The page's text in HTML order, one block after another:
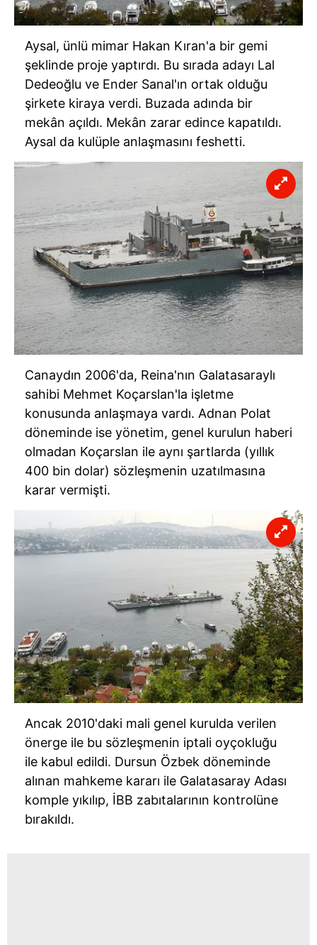
Aysal, ünlü mimar Hakan Kıran'a bir gemi
şeklinde proje yaptırdı. Bu sırada adayı Lal
Dedeoğlu ve Ender Sanal'ın ortak olduğu
şirkete kiraya verdi. Buzada adında bir
mekân açıldı. Mekân zarar edince kapatıldı.
Aysal da kulüple anlaşmasını feshetti.
Canaydın 2006'da, Reina'nın Galatasaraylı
sahibi Mehmet Koçarslan'la işletme
konusunda anlaşmaya vardı. Adnan Polat
döneminde ise yönetim, genel kurulun haberi
olmadan Koçarslan ile aynı şartlarda (yıllık
400 bin dolar) sözleşmenin uzatılmasına
karar vermişti.
Ancak 2010'daki mali genel kurulda verilen
önerge ile bu sözleşmenin iptali oyçokluğu
ile kabul edildi. Dursun Özbek döneminde
alınan mahkeme kararı ile Galatasaray Adası
komple yıkılıp, İBB zabıtalarının kontrolüne
bırakıldı.